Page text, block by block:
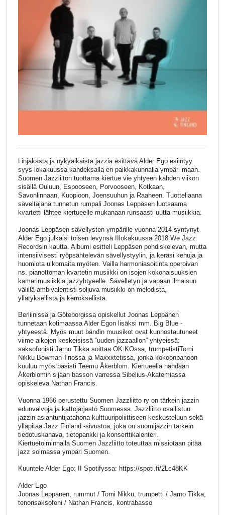
Linjakasta ja nykyaikaista jazzia esittävä Alder Ego esiintyy
syys-lokakuussa kahdeksalla eri paikkakunnalla ympäri maan.
Suomen Jazzliiton tuottama kiertue vie yhtyeen kahden viikon
sisällä Ouluun, Espooseen, Porvooseen, Kotkaan,
Savonlinnaan, Kuopioon, Joensuuhun ja Raaheen. Tuotteliaana
säveltäjänä tunnetun rumpali Joonas Leppäsen luotsaama
kvartetti lähtee kiertueelle mukanaan runsaasti uutta musiikkia.
Joonas Leppäsen sävellysten ympärille vuonna 2014 syntynyt
Alder Ego julkaisi toisen levynsä IIlokakuussa 2018 We Jazz
Recordsin kautta. Albumi esitteli Leppäsen pohdiskelevan, mutta
intensiivisesti ryöpsähtelevän sävellystyylin, ja keräsi kehuja ja
huomiota ulkomaita myöten. Vailla harmoniasoitinta operoivan
ns. pianottoman kvartetin musiikki on isojen kokonaisuuksien
kamarimusiikkia jazzyhtyeelle. Sävelletyn ja vapaan ilmaisun
välillä ambivalentisti soljuva musiikki on melodista,
yllätyksellistä ja kerroksellista.
Berliinissä ja Göteborgissa opiskellut Joonas Leppänen
tunnetaan kotimaassa Alder Egon lisäksi mm. Big Blue -
yhtyeestä. Myös muut bändin muusikot ovat kunnostautuneet
viime aikojen keskeisissä “uuden jazzaallon” yhtyeissä:
saksofonisti Jarno Tikka soittaa OK:KOssa, trumpetistiTomi
Nikku Bowman Triossa ja Maxxxtetissa, jonka kokoonpanoon
kuuluu myös basisti Teemu Åkerblom. Kiertueella nähdään
Åkerblomin sijaan basson varressa Sibelius-Akatemiassa
opiskeleva Nathan Francis.
Vuonna 1966 perustettu Suomen Jazzliitto ry on tärkein jazzin
edunvalvoja ja kattojärjestö Suomessa. Jazzliitto osallistuu
jazzin asiantuntijatahona kulttuuripoliittiseen keskusteluun sekä
ylläpitää Jazz Finland -sivustoa, joka on suomijazzin tärkein
tiedotuskanava, tietopankki ja konserttikalenteri.
Kiertuetoiminnalla Suomen Jazzliitto toteuttaa missiotaan pitää
jazz soimassa ympäri Suomen.
Kuuntele Alder Ego: II Spotifyssa: https://spoti.fi/2Lc48KK
Alder Ego
Joonas Leppänen, rummut / Tomi Nikku, trumpetti / Jarno Tikka,
tenorisaksofoni / Nathan Francis, kontrabasso